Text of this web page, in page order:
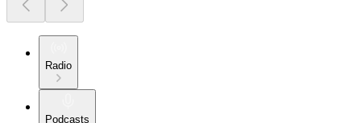
Radio
Podcasts